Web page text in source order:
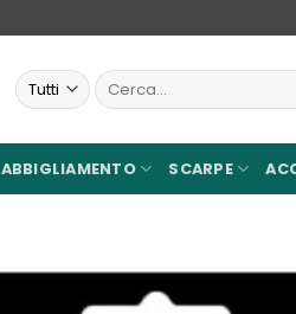
Cerca:
ABBIGLIAMENTO SCARPE